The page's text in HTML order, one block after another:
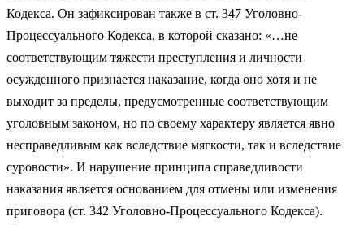
Кодекса. Он зафиксирован также в ст. 347 Уголовно-
Процессуального Кодекса, в которой сказано: «…не
соответствующим тяжести преступления и личности
осужденного признается наказание, когда оно хотя и не
выходит за пределы, предусмотренные соответствующим
уголовным законом, но по своему характеру является явно
несправедливым как вследствие мягкости, так и вследствие
суровости». И нарушение принципа справедливости
наказания является основанием для отмены или изменения
приговора (ст. 342 Уголовно-Процессуального Кодекса).